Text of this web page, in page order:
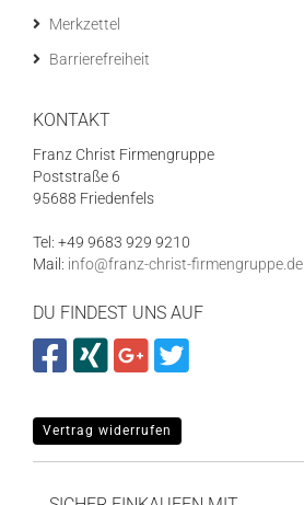
Merkzettel
Barrierefreiheit
KONTAKT
Franz Christ Firmengruppe
Poststraße 6
95688 Friedenfels
Tel: +49 9683 929 9210
Mail: info@franz-christ-firmengruppe.de
DU FINDEST UNS AUF
Vertrag widerrufen